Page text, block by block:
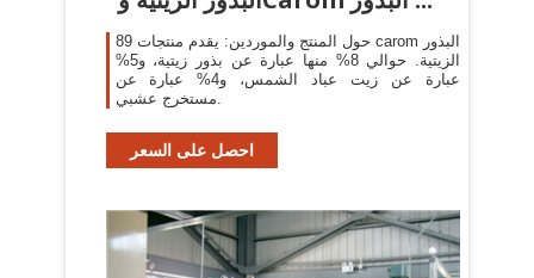
حول المنتج والموردين: يقدم منتجات 89 carom البذور
الزيتية. حوالي 8% منها عبارة عن بذور زيتية، و5%
عبارة عن زيت عباد الشمس، و4% عبارة عن
مستخرج عشبي.
احصل على السعر